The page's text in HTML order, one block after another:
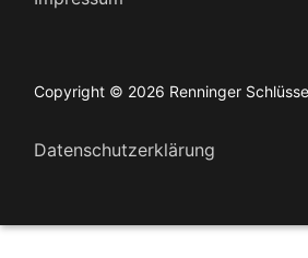
Copyright © 2026 Renninger
Datenschutzerklärung